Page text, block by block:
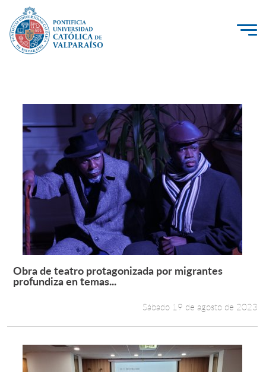
PUCV Internacional
Vinculación con el Medio
Admisión
Pregrado
Postgrado
Formación Continua
Funcionarios
Alumni
Leer más +
Obra de teatro protagonizada por migrantes
profundiza en temas...
Sábado 19 de agosto de 2023